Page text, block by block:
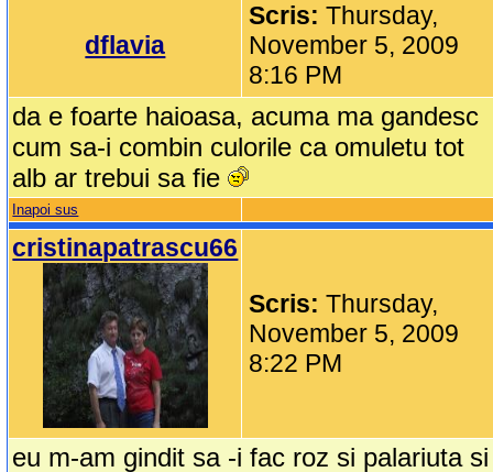
dflavia
Scris:Thursday,
November 5, 2009
8:16 PM
da e foarte haioasa, acuma ma gandesc
cum sa-i combin culorile ca omuletu tot
alb ar trebui sa fie
Inapoi sus
cristinapatrascu66
Scris:Thursday,
November 5, 2009
8:22 PM
eu m-am gindit sa -i fac roz si palariuta si